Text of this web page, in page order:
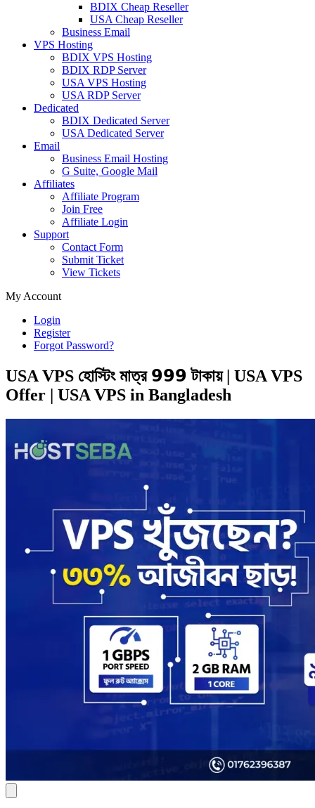
BDIX Cheap Reseller
USA Cheap Reseller
Business Email
VPS Hosting
BDIX VPS Hosting
BDIX RDP Server
USA VPS Hosting
USA RDP Server
Dedicated
BDIX Dedicated Server
USA Dedicated Server
Email
Business Email Hosting
G Suite, Google Mail
Affiliates
Affiliate Program
Join Free
Affiliate Login
Support
Contact Form
Submit Ticket
View Tickets
My Account
Login
Register
Forgot Password?
USA VPS হোস্টিং মাত্র 𝟵𝟵𝟵 টাকায় | USA VPS
Offer | USA VPS in Bangladesh